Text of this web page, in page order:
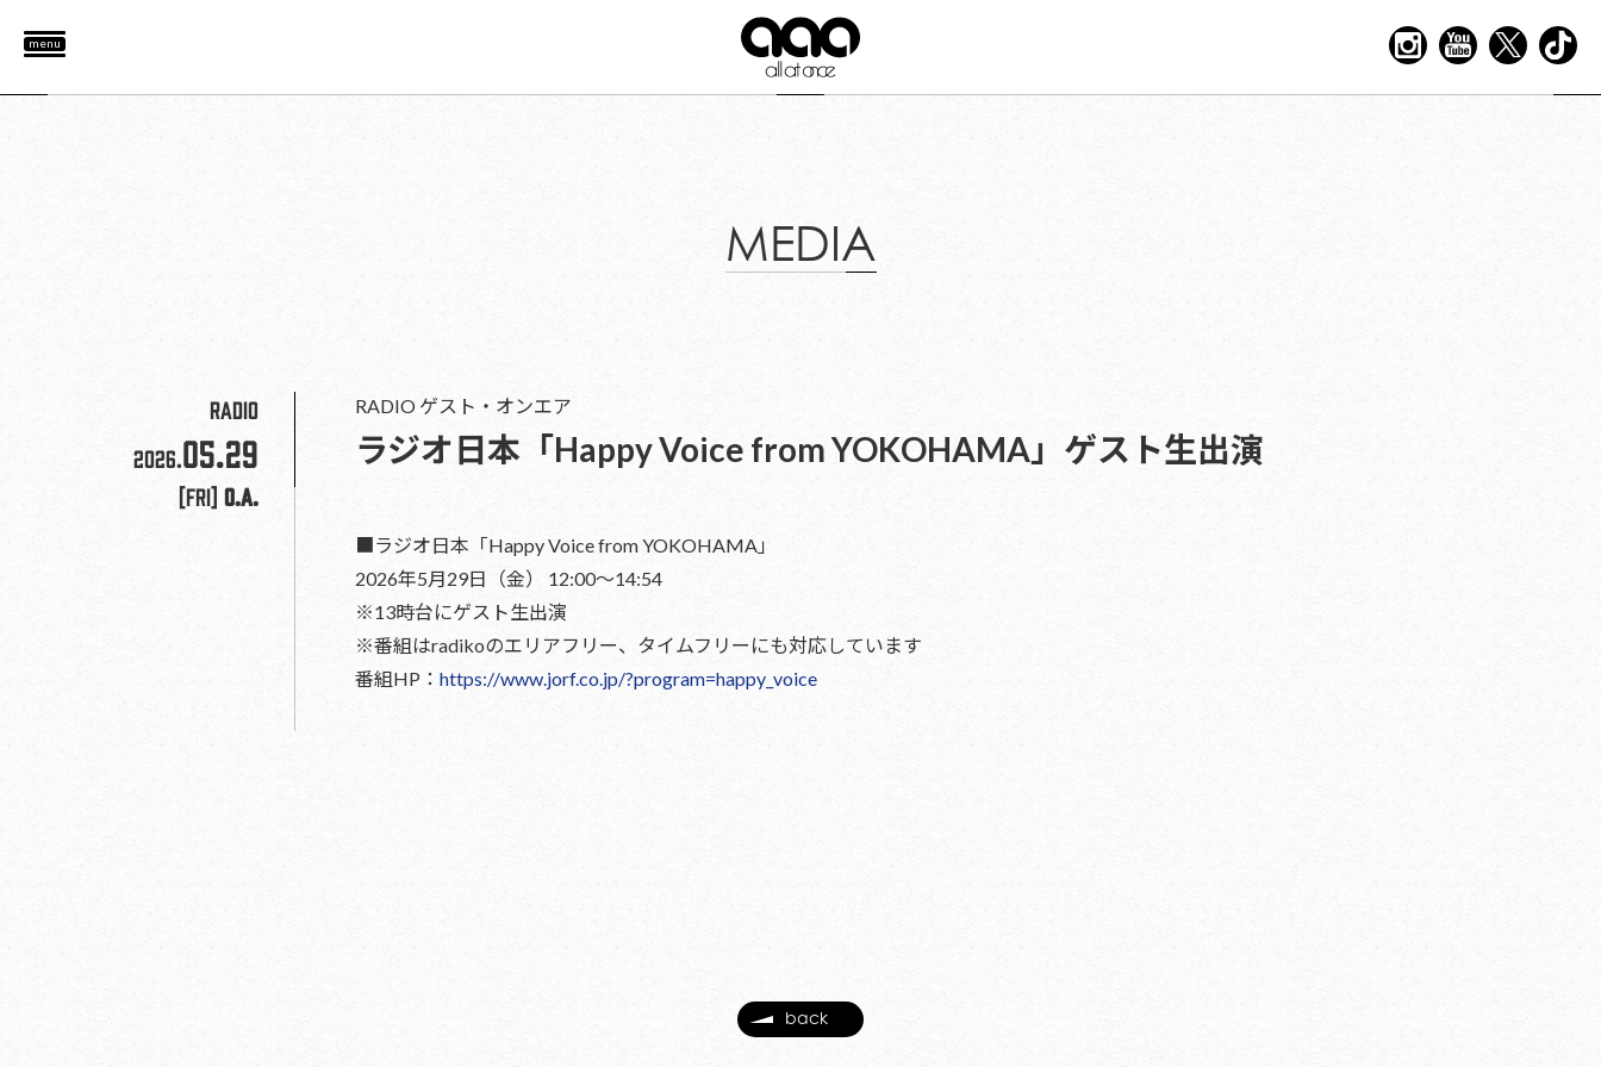
menu
MEDIA
RADIO
2026.05.29
[Fri] O.A.
RADIO ゲスト・オンエア
ラジオ日本「Happy Voice from YOKOHAMA」ゲスト生出演
■ラジオ日本「Happy Voice from YOKOHAMA」
2026年5月29日（金） 12:00〜14:54
※13時台にゲスト生出演
※番組はradikoのエリアフリー、タイムフリーにも対応しています
番組HP： https://www.jorf.co.jp/?program=happy_voice
back